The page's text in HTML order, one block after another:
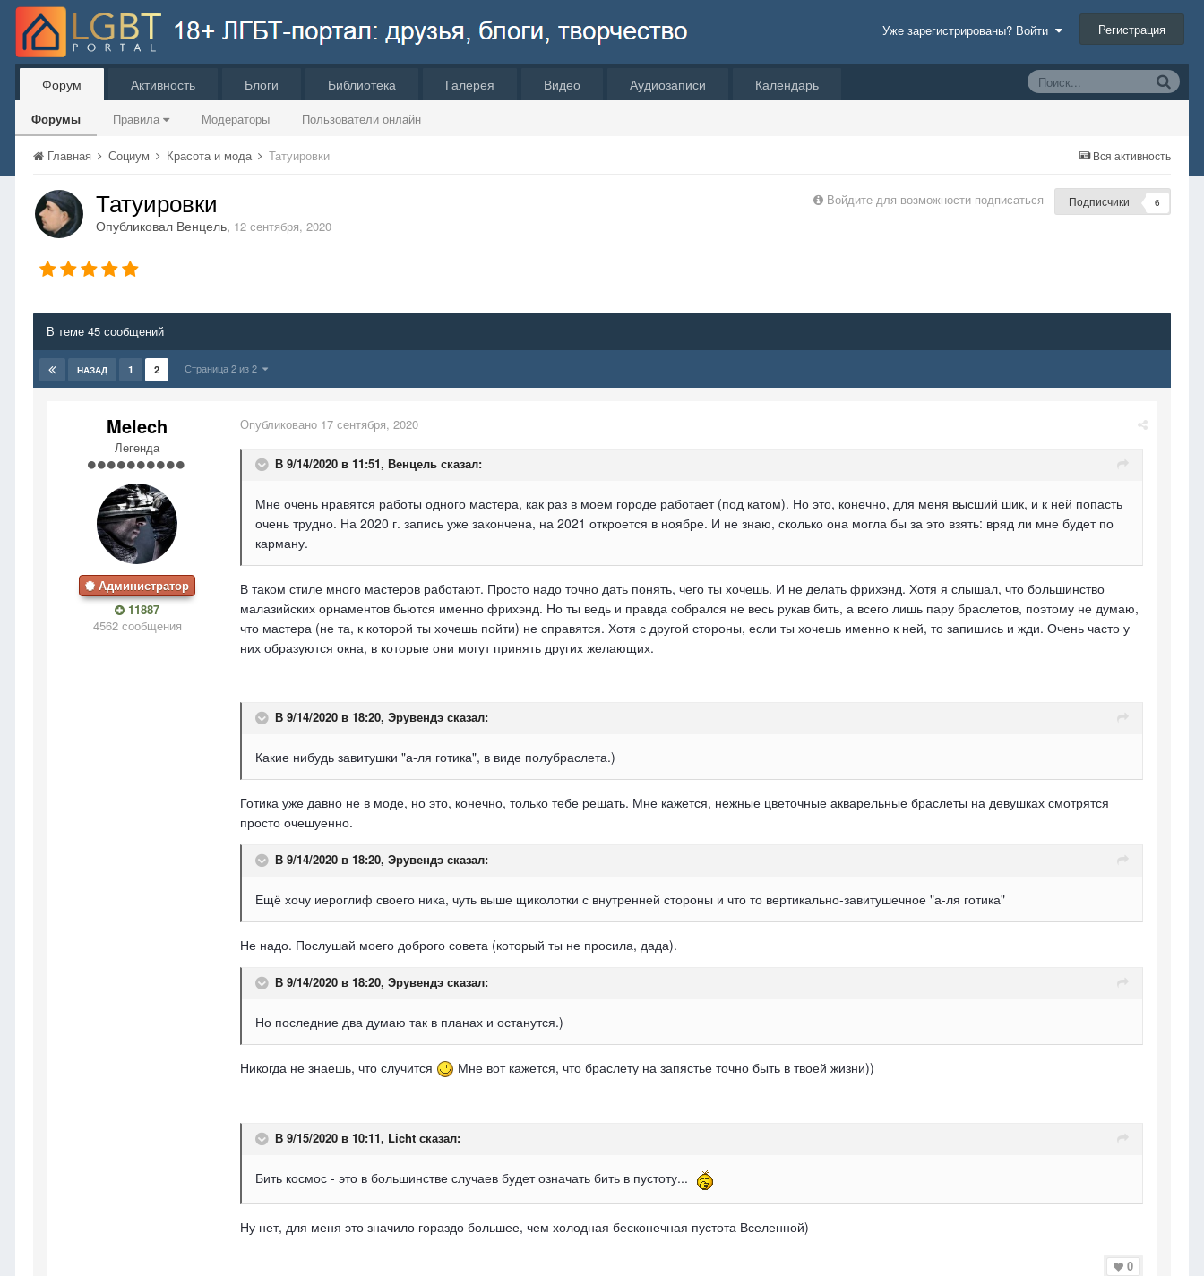
Уже зарегистрированы? Войти Регистрация
Форум
Форумы Правила Модераторы Пользователи онлайн
Активность Блоги Библиотека Галерея Видео Аудиозаписи Календарь
Вся активность
Главная Социум Красота и мода Татуировки
Войдите для возможности подписаться Подписчики 6
Татуировки
Опубликовал Венцель, 12 сентября, 2020
В теме 45 сообщений
НАЗАД 1 2 Страница 2 из 2
Melech
Легенда
Администратор
11887
4562 сообщения
Опубликовано 17 сентября, 2020
В 9/14/2020 в 11:51, Венцель сказал:
Мне очень нравятся работы одного мастера, как раз в моем городе работает (под катом). Но это, конечно, для меня высший шик, и к ней попасть
очень трудно. На 2020 г. запись уже закончена, на 2021 откроется в ноябре. И не знаю, сколько она могла бы за это взять: вряд ли мне будет по
карману.
В таком стиле много мастеров работают. Просто надо точно дать понять, чего ты хочешь. И не делать фрихэнд. Хотя я слышал, что большинство
малазийских орнаментов бьются именно фрихэнд. Но ты ведь и правда собрался не весь рукав бить, а всего лишь пару браслетов, поэтому не думаю,
что мастера (не та, к которой ты хочешь пойти) не справятся. Хотя с другой стороны, если ты хочешь именно к ней, то запишись и жди. Очень часто у
них образуются окна, в которые они могут принять других желающих.
В 9/14/2020 в 18:20, Эрувендэ сказал:
Какие нибудь завитушки "а-ля готика", в виде полубраслета.)
Готика уже давно не в моде, но это, конечно, только тебе решать. Мне кажется, нежные цветочные акварельные браслеты на девушках смотрятся
просто очешуенно.
В 9/14/2020 в 18:20, Эрувендэ сказал:
Ещё хочу иероглиф своего ника, чуть выше щиколотки с внутренней стороны и что то вертикально-завитушечное "а-ля готика"
Не надо. Послушай моего доброго совета (который ты не просила, дада).
В 9/14/2020 в 18:20, Эрувендэ сказал:
Но последние два думаю так в планах и останутся.)
Никогда не знаешь, что случится Мне вот кажется, что браслету на запястье точно быть в твоей жизни))
В 9/15/2020 в 10:11, Licht сказал:
Бить космос - это в большинстве случаев будет означать бить в пустоту...
Ну нет, для меня это значило гораздо большее, чем холодная бесконечная пустота Вселенной)
0